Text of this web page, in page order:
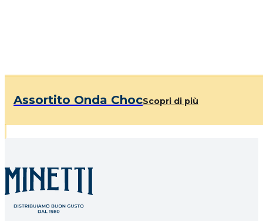
Assortito Onda ChocScopri di più